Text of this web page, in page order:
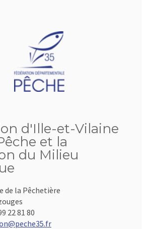
d'Ille-et-Vilaine
et la
du Milieu
de la Pêchetière
22 81 80